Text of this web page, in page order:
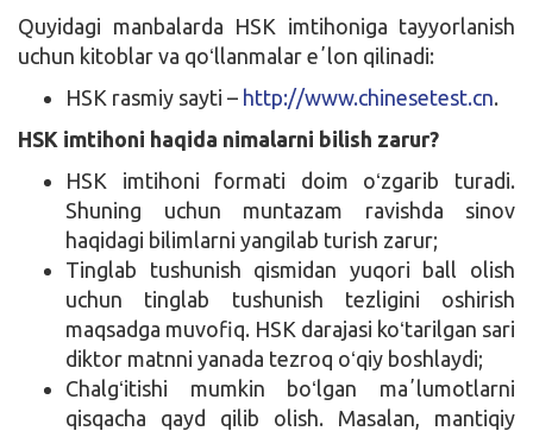
Quyidagi manbalarda HSK imtihoniga tayyorlanish
uchun kitoblar va qoʻllanmalar eʼlon qilinadi:
HSK rasmiy sayti – http://www.chinesetest.cn.
HSK imtihoni haqida nimalarni bilish zarur?
HSK imtihoni formati doim oʻzgarib turadi.
Shuning uchun muntazam ravishda sinov
haqidagi bilimlarni yangilab turish zarur;
Tinglab tushunish qismidan yuqori ball olish
uchun tinglab tushunish tezligini oshirish
maqsadga muvofiq. HSK darajasi koʻtarilgan sari
diktor matnni yanada tezroq oʻqiy boshlaydi;
Chalgʻitishi mumkin boʻlgan maʼlumotlarni
qisqacha qayd qilib olish. Masalan, mantiqiy